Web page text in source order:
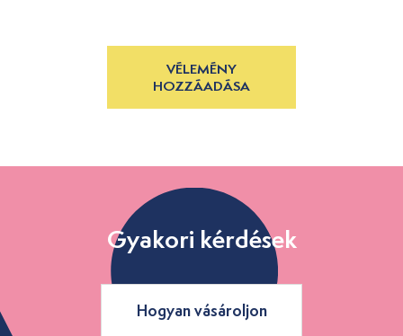
VÉLEMÉNY
HOZZÁADÁSA
Gyakori kérdések
Hogyan vásároljon